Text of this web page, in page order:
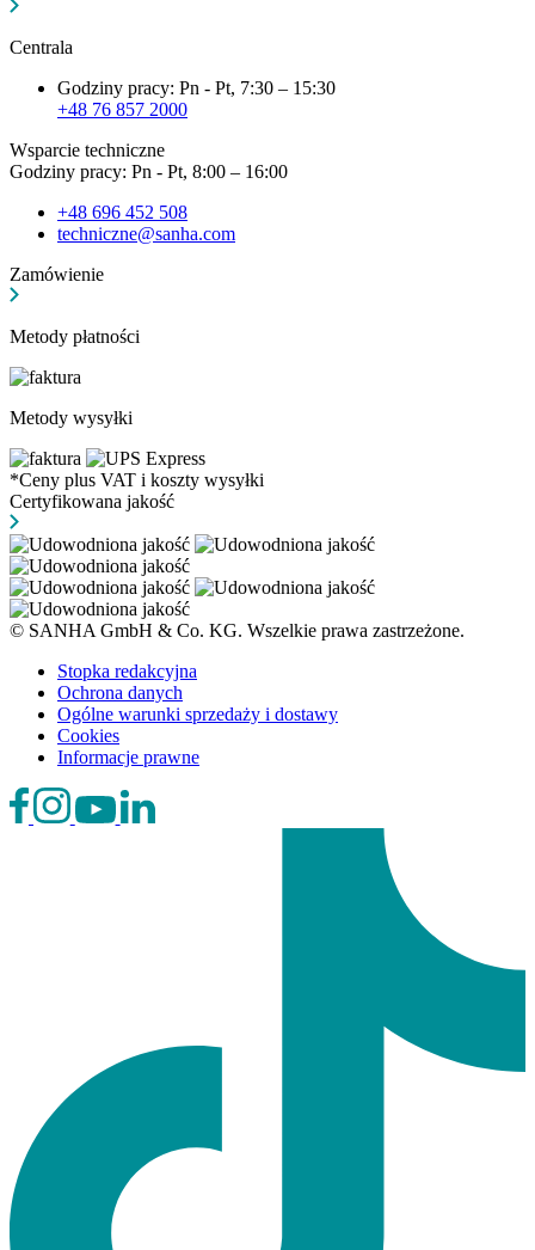
Centrala
Godziny pracy: Pn - Pt, 7:30 – 15:30
+48 76 857 2000
Wsparcie techniczne
Godziny pracy: Pn - Pt, 8:00 – 16:00
+48 696 452 508
techniczne@sanha.com
Zamówienie
Metody płatności
Metody wysyłki
*Ceny plus VAT i koszty wysyłki
Certyfikowana jakość
© SANHA GmbH & Co. KG. Wszelkie prawa zastrzeżone.
Stopka redakcyjna
Ochrona danych
Ogólne warunki sprzedaży i dostawy
Cookies
Informacje prawne